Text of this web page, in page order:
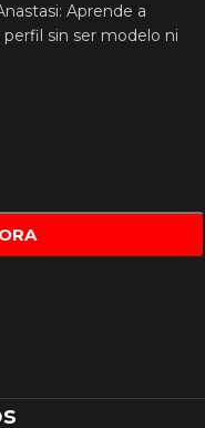
Aprende a
sin ser modelo ni